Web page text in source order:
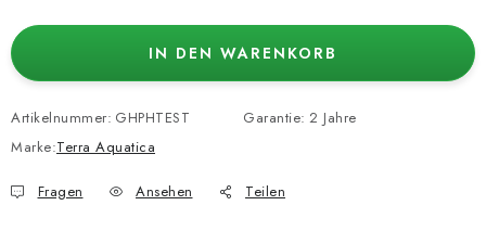
IN DEN WARENKORB
Artikelnummer: GHPHTEST
Marke:Terra Aquatica
Garantie: 2 Jahre
Fragen Ansehen Teilen